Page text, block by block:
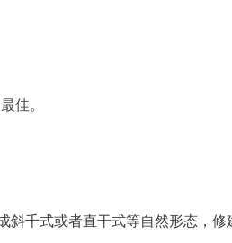
佳。
斜千式或者直干式等自然形态，修